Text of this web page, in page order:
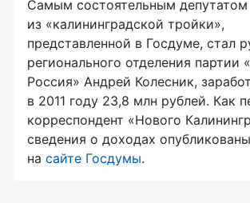
Самым состоятельным депутатом
из «калининградской тройки»,
представленной в Госдуме, стал
регионального отделения партии
Россия» Андрей Колесник,
в 2011 году 23,8 млн рублей. Как
корреспондент «Нового
сведения о доходах
на сайте Госдумы.